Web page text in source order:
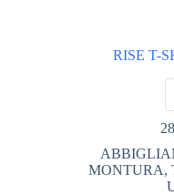
RISE T-
MONTURA,